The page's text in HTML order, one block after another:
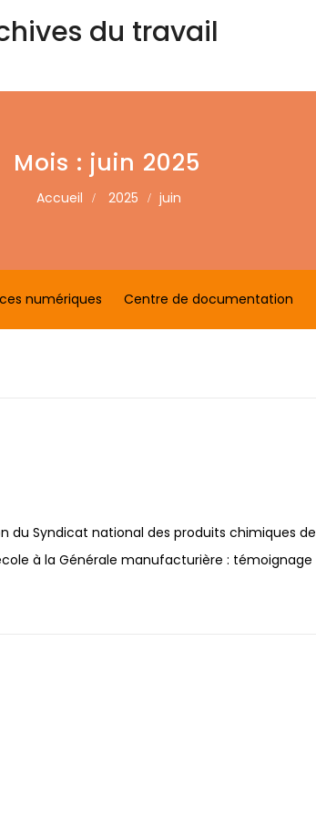
du travail
Mois : juin 2025
Accueil 2025 juin
numériques Centre de documentation
du Syndicat national des produits chimiques de
à la Générale manufacturière : témoignage